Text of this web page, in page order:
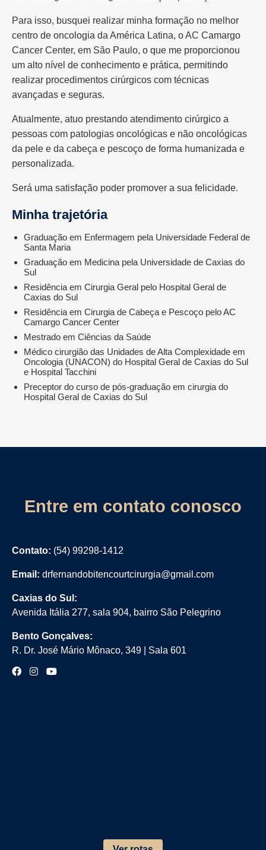
Para isso, busquei realizar minha formação no melhor
centro de oncologia da América Latina, o AC Camargo
Cancer Center, em São Paulo, o que me proporcionou
um alto nível de conhecimento e prática, permitindo
realizar procedimentos cirúrgicos com técnicas
avançadas e seguras.
Atualmente, atuo prestando atendimento cirúrgico a
pessoas com patologias oncológicas e não oncológicas
da pele e da cabeça e pescoço de forma humanizada e
personalizada.
Será uma satisfação poder promover a sua felicidade.
Minha trajetória
Graduação em Enfermagem pela Universidade Federal de
Santa Maria
Graduação em Medicina pela Universidade de Caxias do
Sul
Residência em Cirurgia Geral pelo Hospital Geral de
Caxias do Sul
Residência em Cirurgia de Cabeça e Pescoço pelo AC
Camargo Cancer Center
Mestrado em Ciências da Saúde
Médico cirurgião das Unidades de Alta Complexidade em
Oncologia (UNACON) do Hospital Geral de Caxias do Sul
e Hospital Tacchini
Preceptor do curso de pós-graduação em cirurgia do
Hospital Geral de Caxias do Sul
Entre em contato conosco
Contato: (54) 99298-1412
Email: drfernandobitencourtcirurgia@gmail.com
Caxias do Sul:
Avenida Itália 277, sala 904, bairro São Pelegrino
Bento Gonçalves:
R. Dr. José Mário Mônaco, 349 | Sala 601